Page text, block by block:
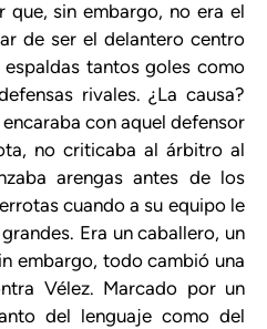
que, sin embargo, no era el
de ser el delantero centro
tantos goles como
rivales. ¿La causa?
con aquel defensor
no criticaba al árbitro al
arengas antes de los
cuando a su equipo le
Era un caballero, un
embargo, todo cambió una
Vélez. Marcado por un
del lenguaje como del